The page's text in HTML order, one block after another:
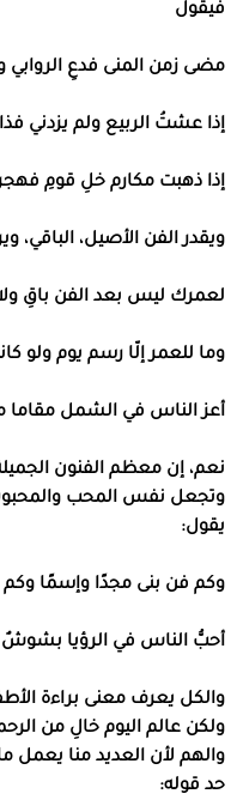
فيقول
مضى زمن المنى فدعِ الروابي
إذا عشتُ الربيع ولم يزدني
إذا ذهبت مكارم خلِ قومِ
ويقدر الفن الأصيل، الباقي،
لعمرك ليس بعد الفن باقِ
وما للعمر إلّا رسم يوم ولو
أعز الناس في الشمل مقاما
نعم، إن معظم الفنون
وتجعل نفس المحب والمحبوب
يقول:
وكم فن بنى مجدًا وإسمًا
أحبُّ الناس في الرؤيا بشوشٌ
والكل يعرف معنى براءة
ولكن عالم اليوم خالِ من
والهم لأن العديد منا يعمل
حد قوله: